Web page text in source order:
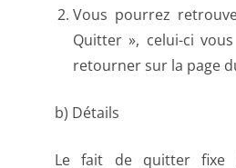
Vous pourrez
Quitter », celui-ci
retourner sur la page
b) Détails
Le fait de quitter fixe